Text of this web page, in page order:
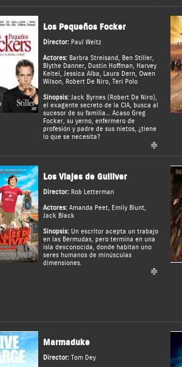
Los Pequeños Focker
Director: Paul Weitz
Actores: Barbra Streisand, Ben Stiller,
Blythe Danner, Dustin Hoffman, Harvey
Keitel , Jessica Alba, Laura Dern, Owen
Wilson, Robert De Niro, Teri Polo
Sinopsis:Jack Byrnes (Robert De Niro),
el exagente secreto de la CIA, busca al
sucesor de su familia… Acaso Greg
Focker, su yerno, enfermero de
profesión y padre de sus nietos, ¿tiene
lo que se necesita?
Los Viajes de Gulliver
Director: Rob Letterman
Actores: Amanda Peet, Emily Blunt,
Jack Black
Sinopsis:Un escritor acepta un trabajo
en las Bermudas, pero termina en una
isla desconocida, donde habitan uno
seres humanos de minúsculas
dimensiones.
Marmaduke
Director: Tom Dey